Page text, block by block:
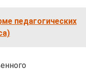
педагогических